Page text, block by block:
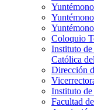
Coloquio
Instituto
Católica
Dirección
Instituto
Facultad